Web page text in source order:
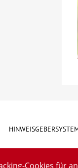
Cookies für